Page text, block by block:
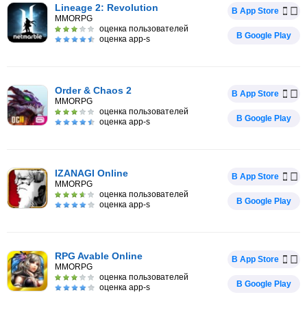
Lineage 2: Revolution
MMORPG
оценка пользователей
оценка app-s
В App Store
В Google Play
Order & Chaos 2
MMORPG
оценка пользователей
оценка app-s
В App Store
В Google Play
IZANAGI Online
MMORPG
оценка пользователей
оценка app-s
В App Store
В Google Play
RPG Avable Online
MMORPG
оценка пользователей
оценка app-s
В App Store
В Google Play